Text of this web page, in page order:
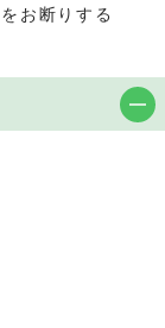
お断りする